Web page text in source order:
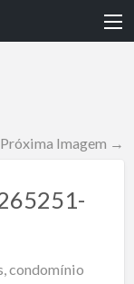
Próxima Imagem →
condomínio